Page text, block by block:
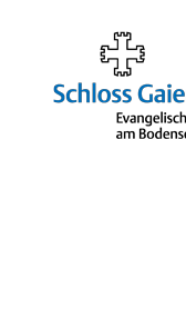
Werkzeugleiste öffnen
springen